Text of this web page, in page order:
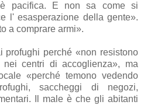
pacifica. E non sa come si
l' esasperazione della gente».
a comprare armi».
profughi perché «non resistono
centri di accoglienza», ma
«perché temono vedendo
saccheggi di negozi,
Il male è che gli abitanti